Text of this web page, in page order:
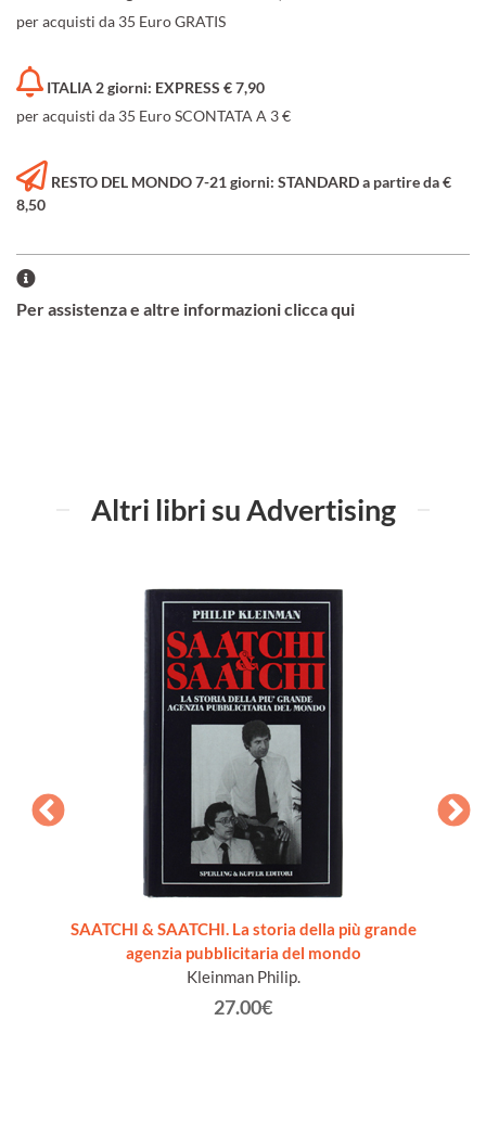
per acquisti da 35 Euro GRATIS
ITALIA 2 giorni: EXPRESS € 7,90
per acquisti da 35 Euro SCONTATA A 3 €
RESTO DEL MONDO 7-21 giorni: STANDARD a partire da €
8,50
Per assistenza e altre informazioni clicca qui
Altri libri su Advertising
SAATCHI & SAATCHI. La storia della più grande
agenzia pubblicitaria del mondo
Kleinman Philip.
27.00€